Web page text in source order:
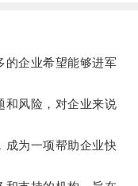
企业希望能够进军
风险，对企业来说
为一项帮助企业快